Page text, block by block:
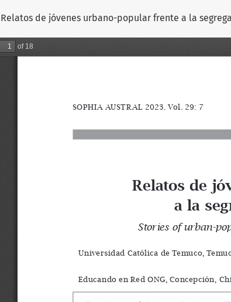
Volver a los detalles del artículo
Relatos de jóvenes urbano-popular frente a la